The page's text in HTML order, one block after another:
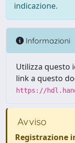
indicazione.
Informazioni
Utilizza questo
link a questo
https://
Avviso
Registrazione